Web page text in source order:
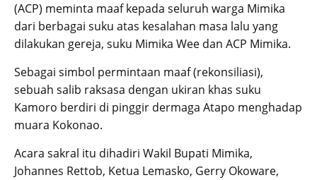
(ACP) meminta maaf kepada seluruh warga Mimika
dari berbagai suku atas kesalahan masa lalu yang
dilakukan gereja, suku Mimika Wee dan ACP Mimika.
Sebagai simbol permintaan maaf (rekonsiliasi),
sebuah salib raksasa dengan ukiran khas suku
Kamoro berdiri di pinggir dermaga Atapo menghadap
muara Kokonao.
Acara sakral itu dihadiri Wakil Bupati Mimika,
Johannes Rettob, Ketua Lemasko, Gerry Okoware,